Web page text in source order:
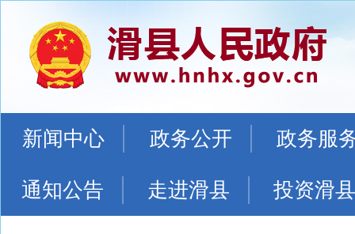
新闻中心 政务公开 政务服
通知公告 走进滑县 投资滑县